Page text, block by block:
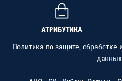
АТРИБУТИКА
Политика по защите, обработке
данных